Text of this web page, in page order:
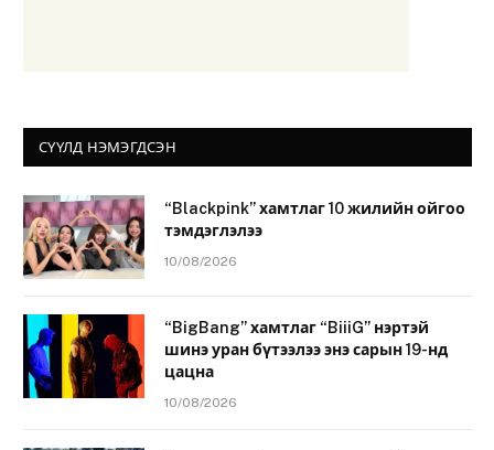
СҮҮЛД НЭМЭГДСЭН
“Blackpink” хамтлаг 10 жилийн ойгоо
тэмдэглэлээ
10/08/2026
“BigBang” хамтлаг “BiiiG” нэртэй
шинэ уран бүтээлээ энэ сарын 19-нд
цацна
10/08/2026